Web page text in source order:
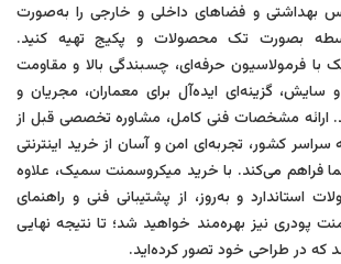
بهداشتی و فضاهای داخلی و خارجی را به‌صورت
بصورت تک محصولات و پکیج تهیه کنید.
فرمولاسیون حرفه‌ای، چسبندگی بالا و مقاومت
سایش، گزینه‌ای ایده‌آل برای معماران، مجریان و
ارائه مشخصات فنی کامل، مشاوره تخصصی قبل از
کشور، تجربه‌ای امن و آسان از خرید اینترنتی
فراهم می‌کند. با خرید میکروسمنت سمیک، علاوه
استاندارد و به‌روز، از پشتیبانی فنی و راهنمای
پودری نیز بهره‌مند خواهید شد؛ تا نتیجه نهایی
که در طراحی خود تصور کرده‌اید.